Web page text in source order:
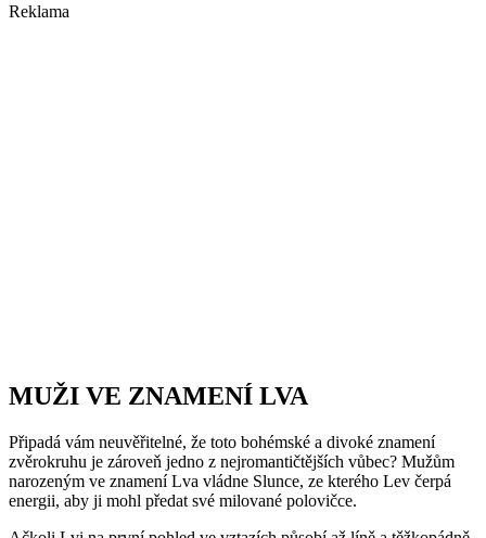
Reklama
MUŽI VE ZNAMENÍ LVA
Připadá vám neuvěřitelné, že toto bohémské a divoké znamení
zvěrokruhu je zároveň jedno z nejromantičtějších vůbec? Mužům
narozeným ve znamení Lva vládne Slunce, ze kterého Lev čerpá
energii, aby ji mohl předat své milované polovičce.